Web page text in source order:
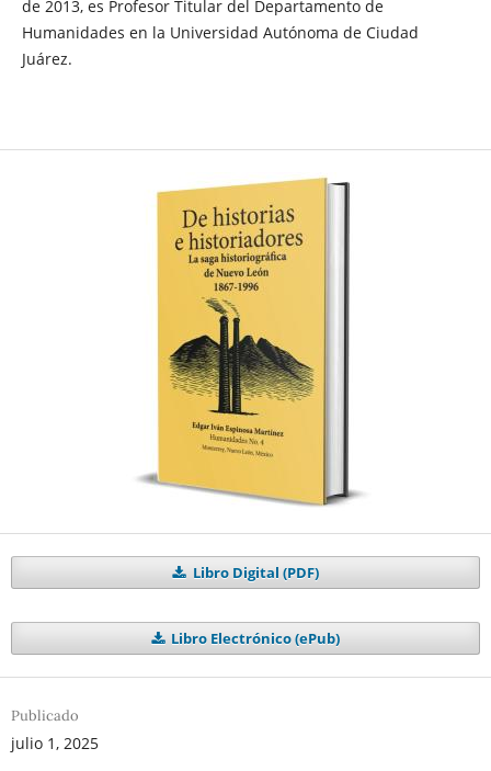
de 2013, es Profesor Titular del Departamento de
Humanidades en la Universidad Autónoma de Ciudad
Juárez.
Libro Digital (PDF)
Libro Electrónico (ePub)
Publicado
julio 1, 2025